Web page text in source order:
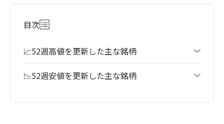
目次
📈52週高値を更新した主な銘柄
📉52週安値を更新した主な銘柄